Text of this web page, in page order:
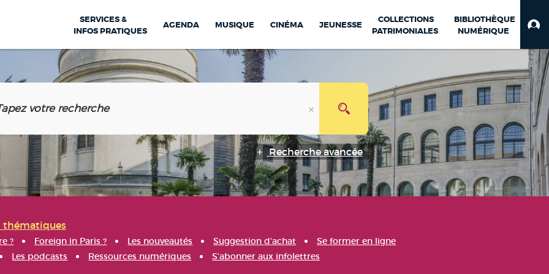
SERVICES &
INFOS PRATIQUES
AGENDA MUSIQUE CINÉMA JEUNESSE
COLLECTIONS
PATRIMONIALES
BIBLIOTHÈQUE
NUMÉRIQUE
Recherche avancée
thématiques
? Foreign in Paris ? Les nouveautés Suggestion d'achat
Se former en ligne
Les podcasts Ressources numériques S'abonner aux infolettres